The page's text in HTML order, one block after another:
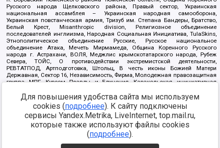
Русского народа Щелковского района, Правый сектор, Украинская
национальная ассамблея – Украинская народная самооборона,
Украинская повстанческая армия, Тризуб им. Степана Бандеры, Братство,
Белый Крест, Misanthropic division, Религиозное объединение
последователей инглиизма, Народная Социальная Инициатива, TulaSkins,
Этнополитическое объединение Русские, Русское национальное
объединение Атака, Мечеть Мирмамеда, Община Коренного Русского
народа г. Астрахани, ВОЛЯ, Меджлис крымскотатарского народа, Рубеж
Севера, ТОЙС, О противодействии экстремистской деятельности,
РЕВТАТПОД, Артподготовка, Штольц, В честь иконы Божией Матери
Державная, Сектор 16, Независимость, Фирма, Молодежная правозащитная
группа МПГ, Курсом Правды и Единения, Каракольская инициативная
Благотворительный пансионат Ак Умут, Русская республика Русь,
Арестантское уголовное единство, Башкорт, Нация и свобода, W.H.С., Фалунь
Дафа, Иртыш Ultras, Русский Патриотический клуб-Новокузнецк/РПК,
Сибирский державный союз, Фонд борьбы с коррупцией, Фонд защиты прав
граждан, Штабы Навального, Совет граждан СССР Прикубанского округа г.
https://minjust.gov.ru/ru/documents/7822/
Для повышения удобства сайта мы используем
cookies (подробнее). К сайту подключены
сервисы Yandex.Metrika, LiveInternet, top.mail.ru,
которые также используют файлы cookies
(подробнее).